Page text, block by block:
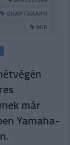
QUARTARARO
MIR
már
Yamaha-